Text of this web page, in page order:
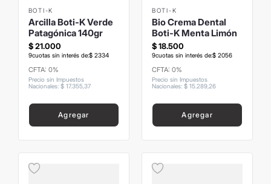
BOTI-K
Arcilla Boti-K Verde
Patagónica 140gr
$ 21.000
9cuotas sin interés de:$ 2334
CFTA: 0%
Precio sin Impuestos
Nacionales: $ 17.355,37
Agregar
BOTI-K
Bio Crema Dental
Boti-K Menta Limón
$18.500
9cuotas sin interés de:$ 2056
CFTA: 0%
Precio sin Impuestos
Nacionales: $ 1528926
Agregar